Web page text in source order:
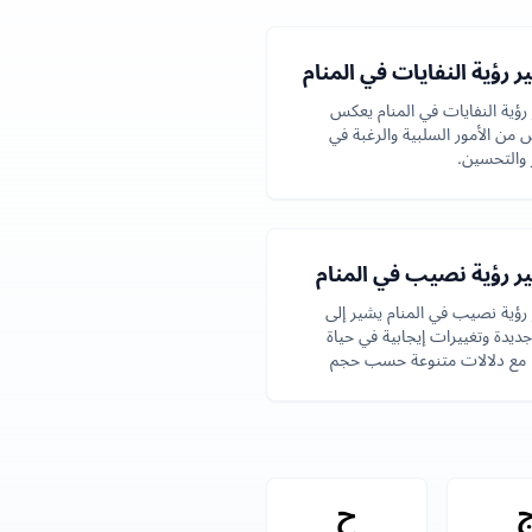
رؤية النفايات في المنام
النفايات في المنام يعكس
من الأمور السلبية والرغبة في
والتحسين.
رؤية نصيب في المنام
نصيب في المنام يشير إلى
وتغييرات إيجابية في حياة
مع دلالات متنوعة حسب حجم
ح